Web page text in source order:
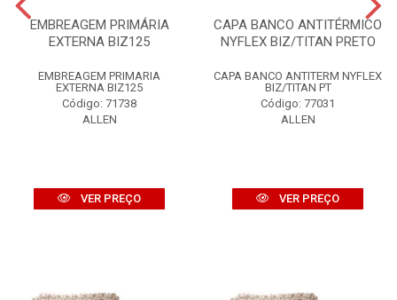
EMBREAGEM PRIMÁRIA
EXTERNA BIZ125
EMBREAGEM PRIMARIA
EXTERNA BIZ125
Código: 71738
ALLEN
VER PREÇO
CAPA BANCO ANTITÉRMICO
NYFLEX BIZ/TITAN PRETO
CAPA BANCO ANTITERM NYFLEX
BIZ/TITAN PT
Código: 77031
ALLEN
VER PREÇO